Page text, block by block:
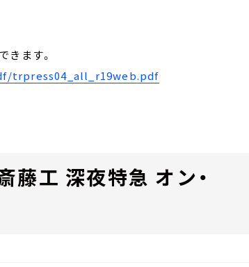
きます。
trpress04_all_r19web.pdf
藤工 深夜特急 オン・